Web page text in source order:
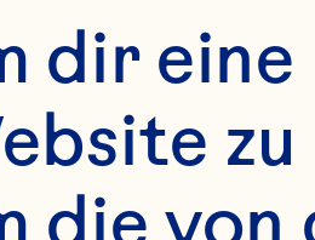
KL,
dir
die von